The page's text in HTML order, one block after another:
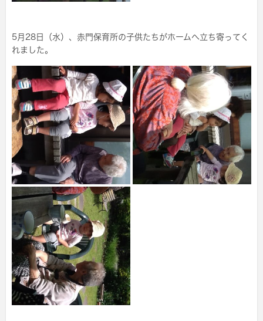
5月28日（水）、赤門保育所の子供たちがホームへ立ち寄ってく
れました。